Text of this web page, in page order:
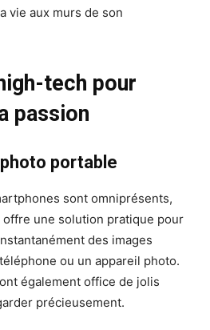
vie aux murs de son
tech pour
passion
portable
sont omniprésents,
une solution pratique pour
des images
ou un appareil photo.
également office de jolis
précieusement.